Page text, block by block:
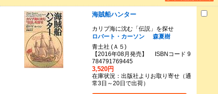
海賊船ハンター
カリブ海に沈む「伝説」を探せ
ロバート・カーソン
森夏樹
青土社 (Ａ５)
【2016年08月発売】 ISBNコード 9
784791769445
3,520円
在庫状況：出版社よりお取り寄せ（通
常3日～20日で出荷）